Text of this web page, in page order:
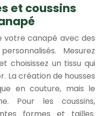
et coussins
votre canapé avec des
Mesurez
choisissez un tissu qui
La création de housses
en couture, mais le
Pour les coussins,